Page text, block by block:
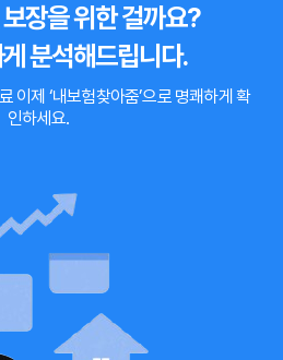
장을 위한 걸까요?
분석해드립니다.
이제 ‘내보험찾아줌’으로 명쾌하게 확
인하세요.